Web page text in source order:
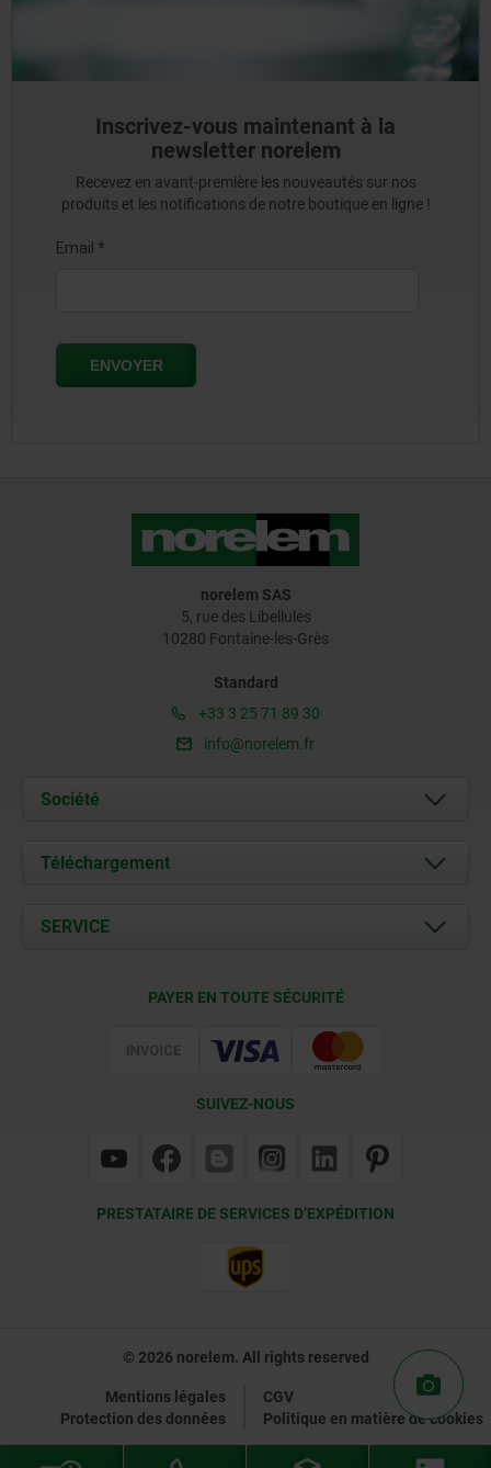
Inscrivez-vous maintenant à la
newsletter norelem
Recevez en avant-première les nouveautés sur nos
produits et les notifications de notre boutique en ligne !
norelem SAS
5, rue des Libellules
10280 Fontaine-les-Grès
Standard
+33 3 25 71 89 30
info@norelem.fr
Société
À propos de nous
Contact
Téléchargement
Documents
SERVICE
PAYER EN TOUTE SÉCURITÉ
SUIVEZ-NOUS
PRESTATAIRE DE SERVICES D’EXPÉDITION
© 2026 norelem. All rights reserved
Mentions légales
CGV
Protection des données
Politique en matière de cookies